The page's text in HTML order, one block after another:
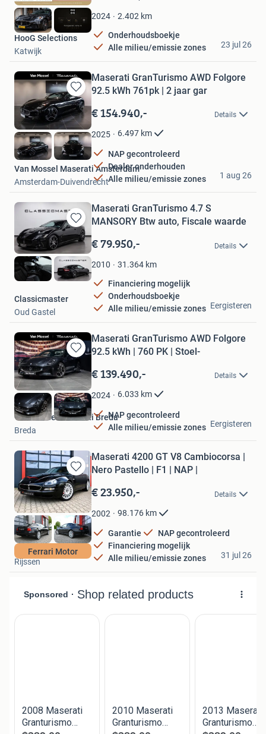
Mijn
Favorieten2024 2.402 km
Onderhoudsboekje
Alle milieu/emissie zones
HooG Selections
Katwijk
23 jul 26
Bewaren
in
Mijn
Favorieten
Maserati GranTurismo AWD Folgore
92.5 kWh 761pk | 2 jaar gar
€ 154.940,- Details
2025 6.497 km
NAP gecontroleerd
Dealer onderhouden
Alle milieu/emissie zones
Van Mossel Maserati Amsterdam
Amsterdam-Duivendrecht
1 aug 26
Bewaren
in
Mijn
Favorieten
Maserati GranTurismo 4.7 S
MANSORY Btw auto, Fiscale waarde
€ 79.950,- Details
2010 31.364 km
Financiering mogelijk
Onderhoudsboekje
Alle milieu/emissie zones
Classicmaster
Oud Gastel
Eergisteren
Bewaren
in
Mijn
Favorieten
Maserati GranTurismo AWD Folgore
92.5 kWh | 760 PK | Stoel-
€ 139.490,- Details
2024 6.033 km
NAP gecontroleerd
Alle milieu/emissie zones
Van Mossel Maserati Breda
Breda
Eergisteren
Bewaren
in
Mijn
Favorieten
Ferrari Motor
Maserati 4200 GT V8 Cambiocorsa |
Nero Pastello | F1 | NAP |
€ 23.950,- Details
2002 98.176 km
Garantie
NAP gecontroleerd
Financiering mogelijk
Alle milieu/emissie zones
Carteliér B.V.
Rijssen
31 jul 26